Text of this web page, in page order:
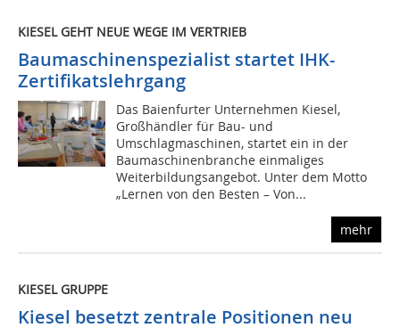
KIESEL GEHT NEUE WEGE IM VERTRIEB
Baumaschinenspezialist startet IHK-
Zertifikatslehrgang
Das Baienfurter Unternehmen Kiesel,
Großhändler für Bau- und
Umschlagmaschinen, startet ein in der
Baumaschinenbranche einmaliges
Weiterbildungsangebot. Unter dem Motto
„Lernen von den Besten – Von...
mehr
KIESEL GRUPPE
Kiesel besetzt zentrale Positionen neu